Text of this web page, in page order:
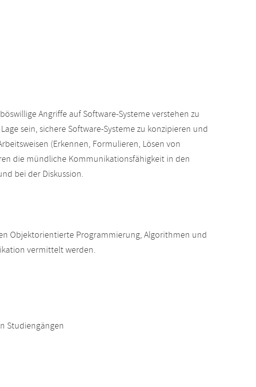
Angriffe auf Software-Systeme verstehen zu
sein, sichere Software-Systeme zu konzipieren und
(Erkennen, Formulieren, Lösen von
die mündliche Kommunikationsfähigkeit in den
bei der Diskussion.
Objektorientierte Programmierung, Algorithmen und
vermittelt werden.
Studiengängen